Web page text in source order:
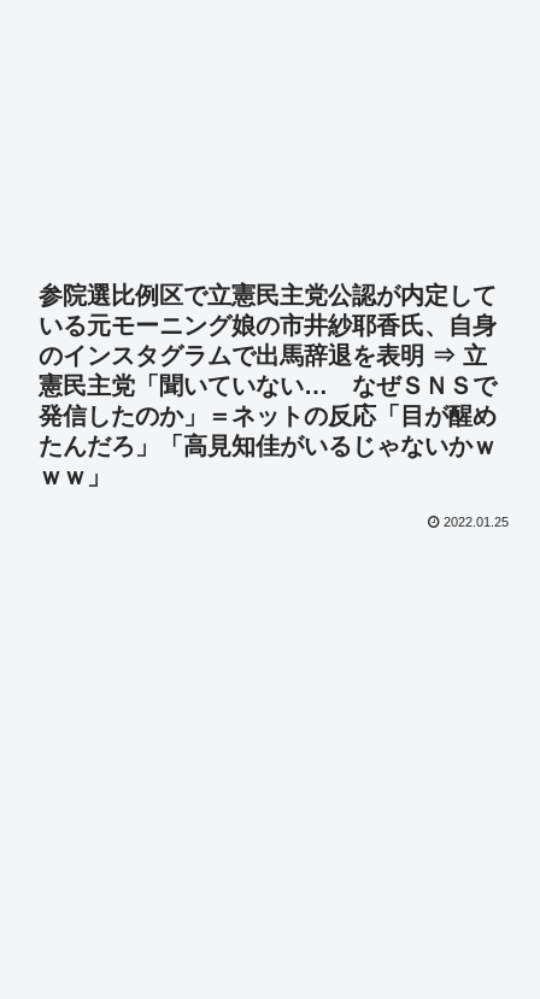
参院選比例区で立憲民主党公認が内定して
いる元モーニング娘の市井紗耶香氏、自身
のインスタグラムで出馬辞退を表明 ⇒ 立
憲民主党「聞いていない… なぜＳＮＳで
発信したのか」＝ネットの反応「目が醒め
たんだろ」「高見知佳がいるじゃないかｗ
ｗｗ」
2022.01.25